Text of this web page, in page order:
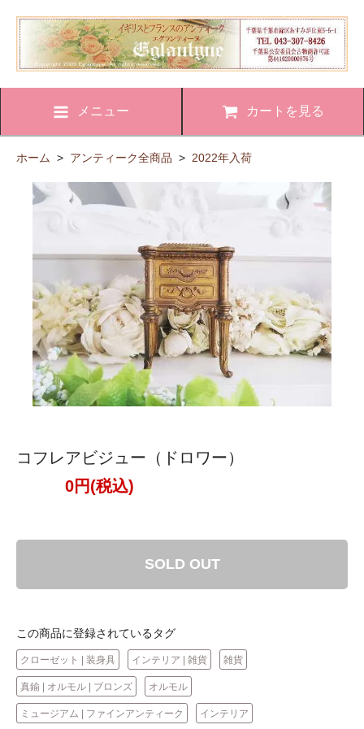
メニュー カートを見る
ホーム > アンティーク全商品 > 2022年入荷
コフレアビジュー（ドロワー）
0円(税込)
SOLD OUT
この商品に登録されているタグ
クローゼット | 装身具 インテリア | 雑貨 雑貨
真鍮 | オルモル | ブロンズ オルモル
ミュージアム | ファインアンティーク インテリア